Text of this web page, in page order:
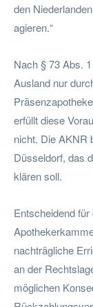
den
agieren.“
Nach § 73 Abs.
Ausland nur
erfüllt diese
nicht. Die AKNR
Düsseldorf, das
klären soll.
Entscheidend
nachträgliche
an der
möglichen